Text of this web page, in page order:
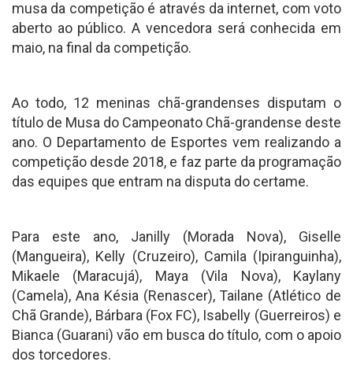
musa da competição é através da internet, com voto
aberto ao público. A vencedora será conhecida em
maio, na final da competição.
Ao todo, 12 meninas chã-grandenses disputam o
título de Musa do Campeonato Chã-grandense deste
ano. O Departamento de Esportes vem realizando a
competição desde 2018, e faz parte da programação
das equipes que entram na disputa do certame.
Para este ano, Janilly (Morada Nova), Giselle
(Mangueira), Kelly (Cruzeiro), Camila (Ipiranguinha),
Mikaele (Maracujá), Maya (Vila Nova), Kaylany
(Camela), Ana Késia (Renascer), Tailane (Atlético de
Chã Grande), Bárbara (Fox FC), Isabelly (Guerreiros) e
Bianca (Guarani) vão em busca do título, com o apoio
dos torcedores.